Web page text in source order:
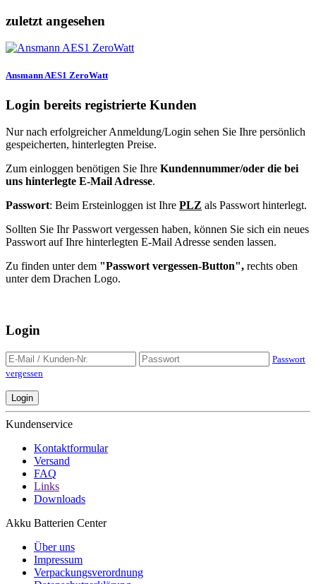
zuletzt angesehen
Ansmann AES1 ZeroWatt
Login bereits registrierte Kunden
Nur nach erfolgreicher Anmeldung/Login sehen Sie Ihre persönlich
gespeicherten, hinterlegten Preise.
Zum einloggen benötigen Sie Ihre Kundennummer/oder die bei
uns hinterlegte E-Mail Adresse.
Passwort: Beim Ersteinloggen ist Ihre PLZ als Passwort hinterlegt.
Sollten Sie Ihr Passwort vergessen haben, können Sie sich ein neues
Passwort auf Ihre hinterlegten E-Mail Adresse senden lassen.
Zu finden unter dem "Passwort vergessen-Button", rechts oben
unter dem Drachen Logo.
Login
Passwort
vergessen
Login
Kundenservice
Kontaktformular
Versand
FAQ
Links
Downloads
Akku Batterien Center
Über uns
Impressum
Verpackungsverordnung